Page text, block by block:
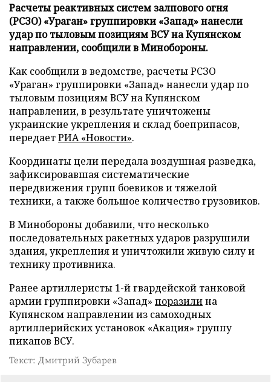
Расчеты реактивных систем залпового огня
(РСЗО) «Ураган» группировки «Запад» нанесли
удар по тыловым позициям ВСУ на Купянском
направлении, сообщили в Минобороны.
Как сообщили в ведомстве, расчеты РСЗО
«Ураган» группировки «Запад» нанесли удар по
тыловым позициям ВСУ на Купянском
направлении, в результате уничтожены
украинские укрепления и склад боеприпасов,
передаетРИА «Новости».
Координаты цели передала воздушная разведка,
зафиксировавшая систематические
передвижения групп боевиков и тяжелой
техники, а также большое количество грузовиков.
В Минобороны добавили, что несколько
последовательных ракетных ударов разрушили
здания, укрепления и уничтожили живую силу и
технику противника.
Ранее артиллеристы 1-й гвардейской танковой
армии группировки «Запад» поразилина
Купянском направлении из самоходных
артиллерийских установок «Акация» группу
пикапов ВСУ.
Текст: Дмитрий Зубарев